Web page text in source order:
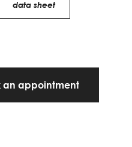
data sheet
an appointment